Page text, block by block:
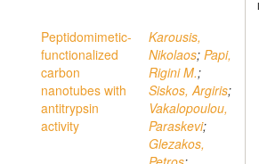
Peptidomimetic-
functionalized
carbon
nanotubes with
antitrypsin
activity
Karousis,
Nikolaos; Papi,
Rigini M.;
Siskos, Argiris;
Vakalopoulou,
Paraskevi;
Glezakos,